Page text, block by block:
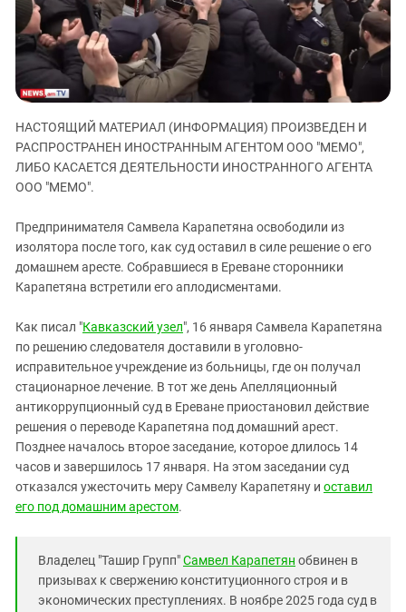
ЗАСТАВЛЯЕТ
КАВКАЗ ЗА ПАЛЕСТИНУ
ИНАКОМЫСЛИЕ В ЧЕЧНЕ
ПРЕСЛЕДОВАНИЕ АКТИВИСТОВ
МОБИЛИЗАЦИЯ И ПРОТЕСТЫ
Дагестан
Ингушетия
Кабардино-Балкария
Калмыкия
Карачаево-Черкесия
Краснодарский край
Нагорный Карабах
Северная Осетия - Алания
СКФО
Ставропольский край
Чечня
Южная Осетия
Южный Кавказ
НАСТОЯЩИЙ МАТЕРИАЛ (ИНФОРМАЦИЯ) ПРОИЗВЕДЕН И
РАСПРОСТРАНЕН ИНОСТРАННЫМ АГЕНТОМ ООО "МЕМО",
ЛИБО КАСАЕТСЯ ДЕЯТЕЛЬНОСТИ ИНОСТРАННОГО АГЕНТА
ООО "МЕМО".
Предпринимателя Самвела Карапетяна освободили из
изолятора после того, как суд оставил в силе решение о его
домашнем аресте. Собравшиеся в Ереване сторонники
Карапетяна встретили его аплодисментами.
Как писал "Кавказский узел", 16 января Самвела Карапетяна
по решению следователя доставили в уголовно-
исправительное учреждение из больницы, где он получал
стационарное лечение. В тот же день Апелляционный
антикоррупционный суд в Ереване приостановил действие
решения о переводе Карапетяна под домашний арест.
Позднее началось второе заседание, которое длилось 14
часов и завершилось 17 января. На этом заседании суд
отказался ужесточить меру Самвелу Карапетяну и оставил
его под домашним арестом.
Владелец "Ташир Групп"Самвел Карапетян обвинен в
призывах к свержению конституционного строя и в
экономических преступлениях. В ноябре 2025 года суд в